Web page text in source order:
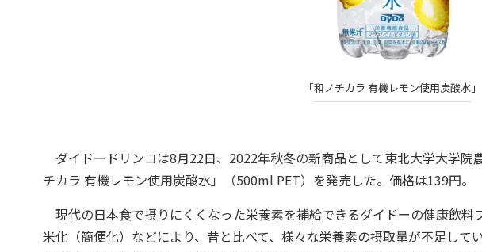
「和ノチカラ 有機レモン使用炭酸水」
ダイドードリンコは8月22日、2022年秋冬の新商品として東北大学大学院
チカラ 有機レモン使用炭酸水」（500ml PET）を発売した。価格は139円。
現代の日本食で摂りにくくなった栄養素を補給できるダイドーの健康飲
米化（簡便化）などにより、昔と比べて、様々な栄養素の摂取量が不足し